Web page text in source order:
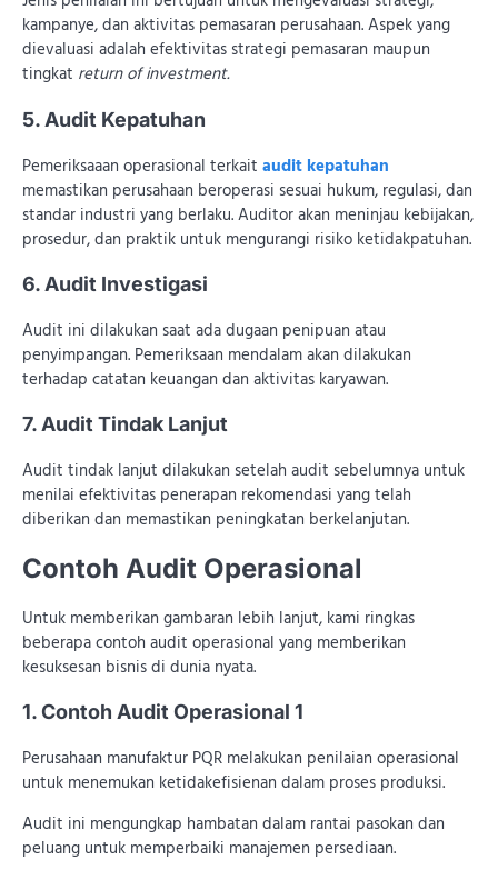
kampanye, dan aktivitas pemasaran perusahaan. Aspek yang
dievaluasi adalah efektivitas strategi pemasaran maupun
tingkat return of investment.
5. Audit Kepatuhan
Pemeriksaaan operasional terkait audit kepatuhan
memastikan perusahaan beroperasi sesuai hukum, regulasi, dan
standar industri yang berlaku. Auditor akan meninjau kebijakan,
prosedur, dan praktik untuk mengurangi risiko ketidakpatuhan.
6. Audit Investigasi
Audit ini dilakukan saat ada dugaan penipuan atau
penyimpangan. Pemeriksaan mendalam akan dilakukan
terhadap catatan keuangan dan aktivitas karyawan.
7. Audit Tindak Lanjut
Audit tindak lanjut dilakukan setelah audit sebelumnya untuk
menilai efektivitas penerapan rekomendasi yang telah
diberikan dan memastikan peningkatan berkelanjutan.
Contoh Audit Operasional
Untuk memberikan gambaran lebih lanjut, kami ringkas
beberapa contoh audit operasional yang memberikan
kesuksesan bisnis di dunia nyata.
1. Contoh Audit Operasional 1
Perusahaan manufaktur PQR melakukan penilaian operasional
untuk menemukan ketidakefisienan dalam proses produksi.
Audit ini mengungkap hambatan dalam rantai pasokan dan
peluang untuk memperbaiki manajemen persediaan.